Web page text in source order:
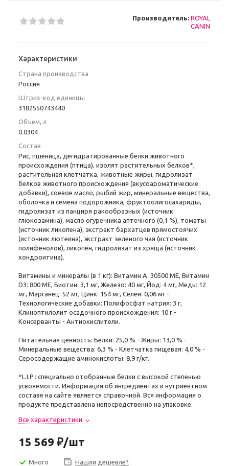
Производитель: ROYAL
CANIN
Характеристики
Страна производства
Poccия
Штрих-код единицы
3182550743440
Объем, л
0.0304
Состав
Рис, пшеница, дегидратированные белки животного
происхождения (птица), изолят растительных белков*,
растительная клетчатка, животные жиры, гидролизат
белков животного происхождения (вкусоароматические
добавки), соевое масло, рыбий жир, минеральные вещества,
оболочка и семена подорожника, фруктоолигосахариды,
гидролизат из панциря ракообразных (источник
глюкозамина), масло огуречника аптечного (0,1 %), томаты
(источник ликопена), экстракт бархатцев прямостоячих
(источник лютеина), экстракт зеленого чая (источник
полифенолов), ликопен, гидролизат из хряща (источник
хондроитина).
Витамины и минералы (в 1 кг): Витамин A: 30500 ME, Витамин
D3: 800 ME, Биотин: 3,1 мг, Железо: 40 мг, Йод: 4 мг, Медь: 12
мг, Марганец: 52 мг, Цинк: 154 мг, Ceлeн: 0,06 мг -
Технологические добавки: Полифосфат натрия: 3 г,
Клиноптилолит осадочного происхождения: 10 г -
Консерванты - Антиокислители.
Питательная ценность: Белки: 25,0 % - Жиры: 13,0 % -
Минеральные вещества: 6,3 % - Клетчатка пищевая: 4,0 % -
Серосодержащие аминокислоты: 8,9 г/кг.
*L.I.P.: специально отобранные белки с высокой степенью
усвояемости. Информация об ингредиентах и нутриентном
составе на сайте является справочной. Вся информация о
продукте представлена непосредственно на упаковке.
Все характеристики
15 569 ₽/шт
Много Нашли дешевле?